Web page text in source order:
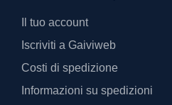
Il tuo account
Iscriviti a Gaiviweb
Costi di spedizione
Informazioni su spedizioni